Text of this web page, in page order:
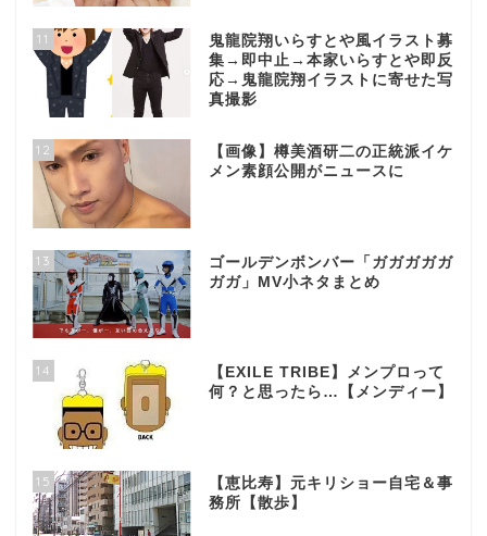
11
鬼龍院翔いらすとや風イラスト募
集→即中止→本家いらすとや即反
応→鬼龍院翔イラストに寄せた写
真撮影
12
【画像】樽美酒研二の正統派イケ
メン素顔公開がニュースに
13
ゴールデンボンバー「ガガガガガ
ガガ」MV小ネタまとめ
14
【EXILE TRIBE】メンプロって
何？と思ったら…【メンディー】
15
【恵比寿】元キリショー自宅＆事
務所【散歩】